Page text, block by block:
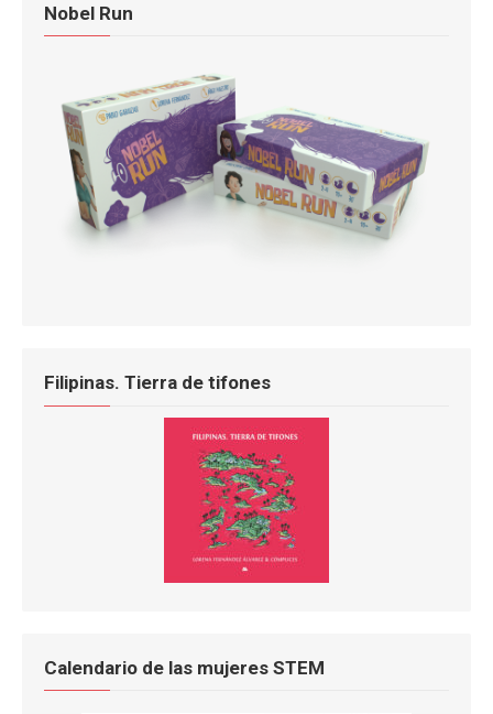
Nobel Run
Filipinas. Tierra de tifones
Calendario de las mujeres STEM